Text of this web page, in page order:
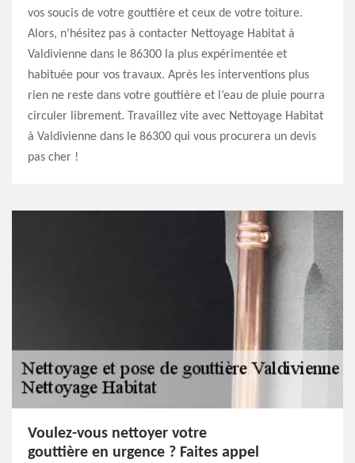
vos soucis de votre gouttière et ceux de votre toiture.
Alors, n’hésitez pas à contacter Nettoyage Habitat à
Valdivienne dans le 86300 la plus expérimentée et
habituée pour vos travaux. Après les interventions plus
rien ne reste dans votre gouttière et l’eau de pluie pourra
circuler librement. Travaillez vite avec Nettoyage Habitat
à Valdivienne dans le 86300 qui vous procurera un devis
pas cher !
Voulez-vous nettoyer votre
gouttière en urgence ? Faites appel